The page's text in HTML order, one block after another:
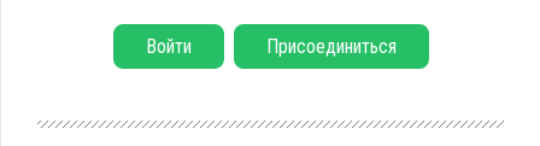
Войти Присоединиться